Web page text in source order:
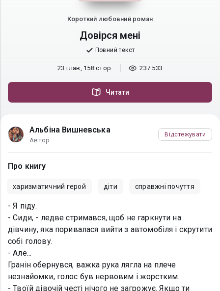
Короткий любовний роман
Довірся мені
Повний текст
23 глав, 158 стор. 237 533
Читати
Альбіна Вишневська
Автор
Відстежувати
Про книгу
харизматичний герой діти справжні почуття
- Я піду.
- Сиди, - ледве стримався, щоб не гаркнути на
дівчину, яка поривалася вийти з автомобіля і скрутити
собі голову.
- Але...
Гранін обернувся, важка рука лягла на плече
незнайомки, голос був нервовим і жорстким.
- Твоїй дівочій честі нічого не загрожує. Якщо ти